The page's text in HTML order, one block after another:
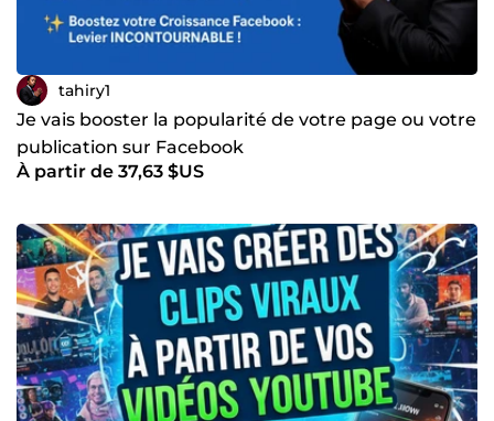
tahiry1
Je vais booster la popularité de votre page ou votre
publication sur Facebook
À partir de 37,63 $US